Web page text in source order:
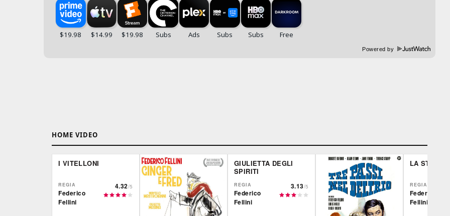
Powered by
HOME VIDEO
I VITELLONI
REGIA
Federico
Fellini
4.32/5
GIULIETTA DEGLI
SPIRITI
REGIA
Federico
Fellini
3.13/5
LA STRADA
REGIA
Federico
Fellini